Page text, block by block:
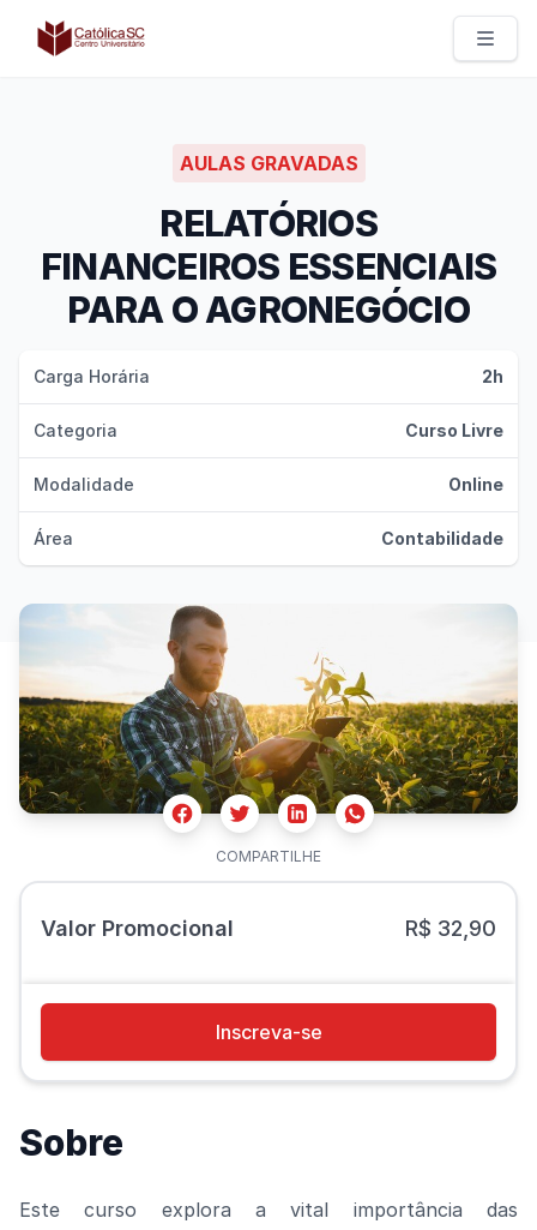
Católica SC | Experts
AULAS GRAVADAS
RELATÓRIOS
FINANCEIROS ESSENCIAIS
PARA O AGRONEGÓCIO
Carga Horária 2h
Categoria Curso Livre
Modalidade Online
Área Contabilidade
FacebookTwitterLinkedinWhatsapp
COMPARTILHE
Valor Promocional R$ 32,90
Inscreva-se
Sobre
Este curso explora a vital importância das